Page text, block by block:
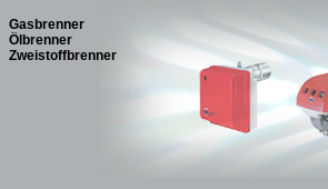
Gasbrenner
Ölbrenner
Zweistoffbrenner